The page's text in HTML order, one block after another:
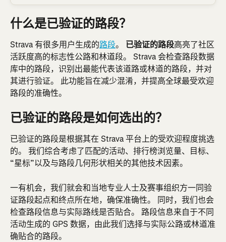
什么是已验证的路段？
Strava 有很多用户生成的路段。 已验证的路段高亮了社区
活跃度高的标志性公路和林道段。 Strava 会检查路段数据
库中的路段，识别出最能代表该道路或林道的路段，并对
其进行验证。 此功能旨在减少混淆，并提高全球最受欢迎
路段的准确性。
已验证的路段是如何选出的？
已验证的路段是根据其在 Strava 平台上的受欢迎程度挑选
的。 我们综合考虑了匹配的活动、排行榜浏览量、目标、
“星标”以及与路段几何形状相关的其他技术因素。
一有机会，我们就会和当地专业人士及赛事组织方一同验
证路段起点和终点所在地，确保准确性。 同时，我们也会
检查路段信息与实际路线是否贴合。 路段信息来自于不同
活动生成的 GPS 数据，由此我们选择与实际公路或林道准
确贴合的路段。